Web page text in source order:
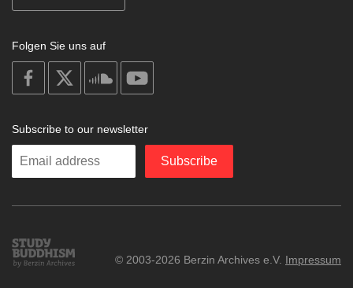
Folgen Sie uns auf
on
facebook
soundcloud
Subscribe to our newsletter
Enter
Subscribe
Study
Buddhism
© 2003-2026 Berzin Archives e.V. Impressum